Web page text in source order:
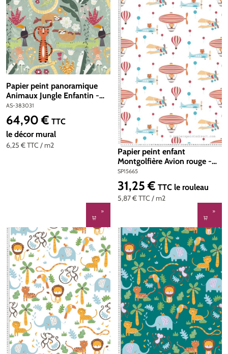
Papier peint panoramique
Animaux Jungle Enfantin -
The Wall d'A.S. Création | Réf.
AS-383031
AS-383031
6,25 €TTC / m2
Prix régulier :
64,90 € TTC
le décor mural
Papier peint enfant
Montgolfière Avion rouge -
Little Love d'A.S. Création |
Réf. SP15665
SP15665
5,87 €TTC / m2
Prix régulier :
31,25 € TTC le rouleau